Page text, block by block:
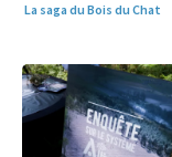
La saga du Bois du Chat